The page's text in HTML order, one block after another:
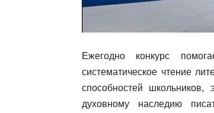
Ежегодно конкурс
систематическое чтение
способностей школьников,
духовному наследию